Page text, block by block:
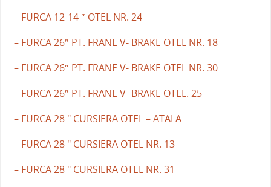
– FURCA 12-14 ″ OTEL NR. 24
– FURCA 26″ PT. FRANE V- BRAKE OTEL NR. 18
– FURCA 26″ PT. FRANE V- BRAKE OTEL NR. 30
– FURCA 26″ PT. FRANE V- BRAKE OTEL. 25
– FURCA 28 " CURSIERA OTEL – ATALA
– FURCA 28 " CURSIERA OTEL NR. 13
– FURCA 28 " CURSIERA OTEL NR. 31